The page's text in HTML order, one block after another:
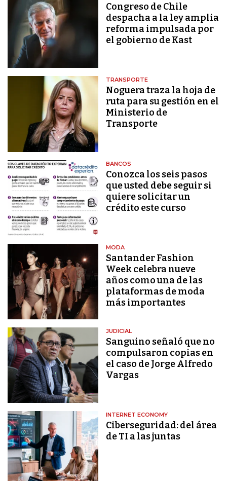
Congreso de Chile
despacha a la ley amplia
reforma impulsada por
el gobierno de Kast
TRANSPORTE
Noguera traza la hoja de
ruta para su gestión en el
Ministerio de
Transporte
BANCOS
Conozca los seis pasos
que usted debe seguir si
quiere solicitar un
crédito este curso
MODA
Santander Fashion
Week celebra nueve
años como una de las
plataformas de moda
más importantes
JUDICIAL
Sanguino señaló que no
compulsaron copias en
el caso de Jorge Alfredo
Vargas
INTERNET ECONOMY
Ciberseguridad: del área
de TI a las juntas